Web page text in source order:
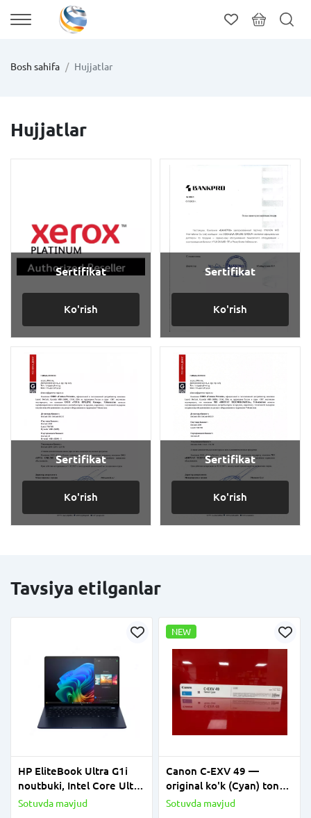
Bosh sahifa Hujjatlar
Hujjatlar
Sertifikat
Ko'rish
Sertifikat
Ko'rish
Sertifikat
Ko'rish
Sertifikat
Ko'rish
Tavsiya etilganlar
HP EliteBook Ultra G1i
noutbuki, Intel Core Ultra
7 258V, 32GB LPDDR5X,
Sotuvda mavjud
NEW
Canon C-EXV 49 —
original ko'k (Cyan) toner-
kartridj
Sotuvda mavjud